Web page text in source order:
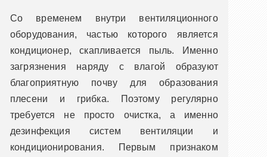
Со временем внутри вентиляционного
оборудования, частью которого является
кондиционер, скапливается пыль. Именно
загрязнения наряду с влагой образуют
благоприятную почву для образования
плесени и грибка. Поэтому регулярно
требуется не просто очистка, а именно
дезинфекция систем вентиляции и
кондиционирования. Первым признаком